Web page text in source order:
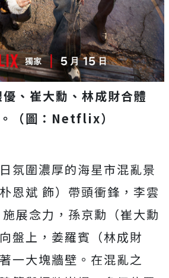
、崔大勳、林成財合體
（圖：Netflix）
氛圍濃厚的海星市混亂景
恩斌 飾）帶頭衝鋒，李雲
展念力，孫京勳（崔大勳
盤上，姜羅賓（林成財
一大塊牆壁。在混亂之